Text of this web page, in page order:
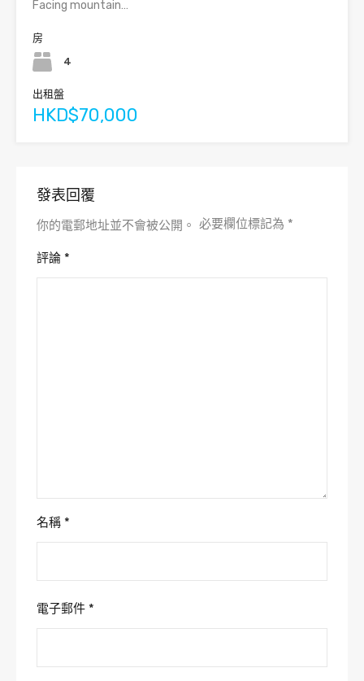
Facing mountain…
房
4
出租盤
HKD$70,000
發表回覆
你的電郵地址並不會被公開。 必要欄位標記為 *
評論 *
名稱 *
電子郵件 *